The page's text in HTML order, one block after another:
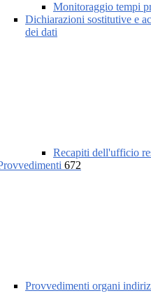
Monitoraggio tempi
Dichiarazioni sostitutive e
dei dati
Recapiti dell'ufficio
672
Provvedimenti organi